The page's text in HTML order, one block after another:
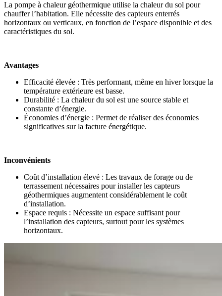
La pompe à chaleur géothermique utilise la chaleur du sol pour
chauffer l’habitation. Elle nécessite des capteurs enterrés
horizontaux ou verticaux, en fonction de l’espace disponible et des
caractéristiques du sol.
Avantages
Efficacité élevée : Très performant, même en hiver lorsque la
température extérieure est basse.
Durabilité : La chaleur du sol est une source stable et
constante d’énergie.
Économies d’énergie : Permet de réaliser des économies
significatives sur la facture énergétique.
Inconvénients
Coût d’installation élevé : Les travaux de forage ou de
terrassement nécessaires pour installer les capteurs
géothermiques augmentent considérablement le coût
d’installation.
Espace requis : Nécessite un espace suffisant pour
l’installation des capteurs, surtout pour les systèmes
horizontaux.